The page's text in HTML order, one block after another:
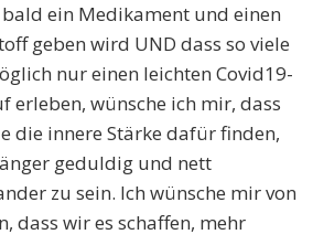
bald ein Medikament und einen
geben wird UND dass so viele
nur einen leichten Covid19-
erleben, wünsche ich mir, dass
die innere Stärke dafür finden,
geduldig und nett
zu sein. Ich wünsche mir von
dass wir es schaffen, mehr